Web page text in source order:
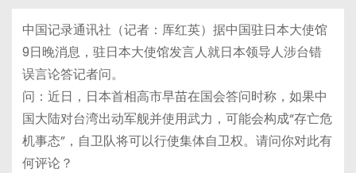
中国记录通讯社（记者：厍红英）据中国驻日本大使馆
9日晚消息，驻日本大使馆发言人就日本领导人涉台错
误言论答记者问。
问：近日，日本首相高市早苗在国会答问时称，如果中
国大陆对台湾出动军舰并使用武力，可能会构成“存亡危
机事态”，自卫队将可以行使集体自卫权。请问你对此有
何评论？